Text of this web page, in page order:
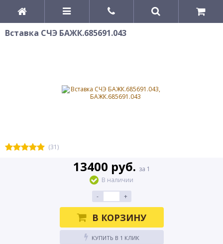
Вставка СЧЭ БАЖК.685691.043
(31)
13400 руб. за 1
В наличии
-
+
В КОРЗИНУ
КУПИТЬ В 1 КЛИК